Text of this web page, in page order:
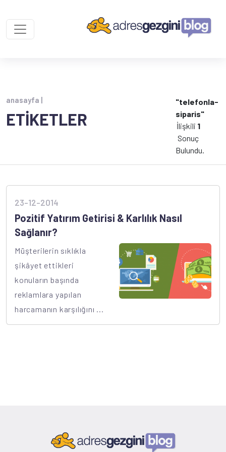
anasayfa |
ETİKETLER
"telefonla-
siparis"
İlişkili 1
Sonuç
Bulundu.
23-12-2014
Pozitif Yatırım Getirisi & Karlılık Nasıl
Sağlanır?
Müşterilerin sıklıkla
şikâyet ettikleri
konuların başında
reklamlara yapılan
harcamanın karşılığını ...